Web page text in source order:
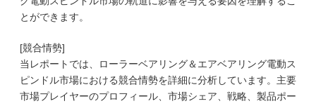
とができます。
[競合情勢]
当レポートでは、ローラーベアリング＆エアベアリング電動ス
ピンドル市場における競合情勢を詳細に分析しています。主要
市場プレイヤーのプロフィール、市場シェア、戦略、製品ポー